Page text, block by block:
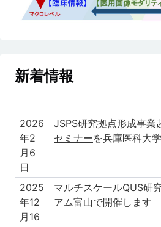
新着情報
2026
年2
月6
日
JSPS研究拠点形成事業
セミナーを兵庫医科大
2025
年12
月16
マルチスケールQUS研
アム富山で開催します